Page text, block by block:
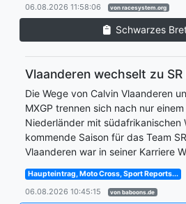
06.08.2026 11:58:06 von racesystem.org
Schwarzes
Vlaanderen wechselt zu SR
Die Wege von Calvin Vlaanderen
MXGP trennen sich nach nur
Niederländer mit südafrikanischen
kommende Saison für das Team
Vlaanderen war in seiner Karriere
Haupteintrag, Moto Cross, Sport Reports...
06.08.2026 10:45:15 von baboons.de